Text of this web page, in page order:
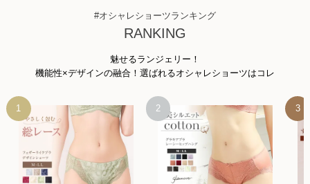
#オシャレショーツランキング
RANKING
魅せるランジェリー！
機能性×デザインの融合！選ばれるオシャレショーツはコレ